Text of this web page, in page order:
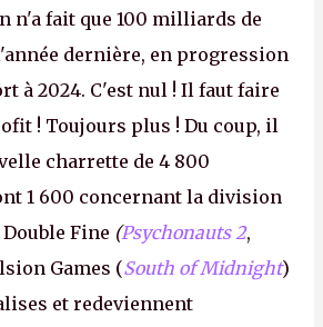
n'a fait que 100 milliards de
dernière, en progression
à 2024. C'est nul ! Il faut faire
! Toujours plus ! Du coup, il
charrette de 4 800
1 600 concernant la division
Fine (Psychonauts 2,
Games (South of Midnight)
et redeviennent